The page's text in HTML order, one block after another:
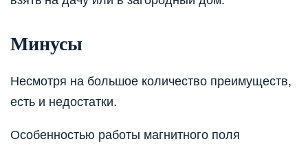
Минусы
Несмотря на большое количество преимуществ,
есть и недостатки.
Особенностью работы магнитного поля